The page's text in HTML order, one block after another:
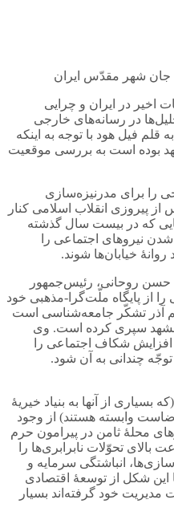
جان شهر مقدّس ایران
اخیر در ایران و چرایی
در رسانه‌های خارجی
فیل هود با توجه به اینکه
بوده است به بررسی موقعیت
را برای مدرنیزه‌سازی
پیروزی انقلاب اسلامی کنار
که در بیست سال گذشته
نیروهای اجتماعی را
خیابان‌ها شوند.
روحانی، رئیس‌جمهور
را از پایگاه ملّت‌گرا-مذهبی خود
آذر تشکّر جامعه‌شناسی است
سپری کرده است. وی
شکاف اجتماعی را
چندانی به آن شود.
از آنها به بنیاد خیریۀ
وابسته هستند) از وجود
محلۀ ثامن در پیرامون حرم
تحوّلات نابرابری‌ها را
انباشتگی سرمایه و
این شکل از توسعۀ اقتصادی
خود گرفته‌اند بسیار